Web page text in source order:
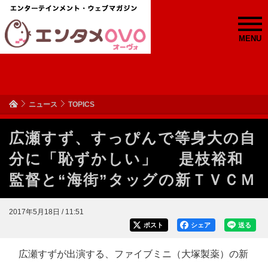
MENU
ニュース TOPICS
広瀬すず、すっぴんで等身大の自
分に「恥ずかしい」 是枝裕和
監督と“海街”タッグの新ＴＶＣＭ
2017年5月18日 / 11:51
送る
シェア
ポスト
広瀬すずが出演する、ファイブミニ（大塚製薬）の新